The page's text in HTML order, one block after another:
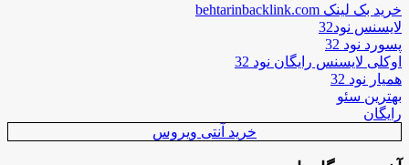
خرید بک لینک behtarinbacklink.com
لایسنس نود32
پسورد نود 32
اوکلی لایسنس رایگان نود 32
همیار نود 32
بهترین سئو
رایگان
خرید آنتی ویروس